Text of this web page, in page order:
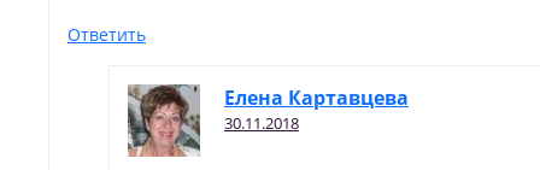
Ответить
Елена Картавцева
30.11.2018